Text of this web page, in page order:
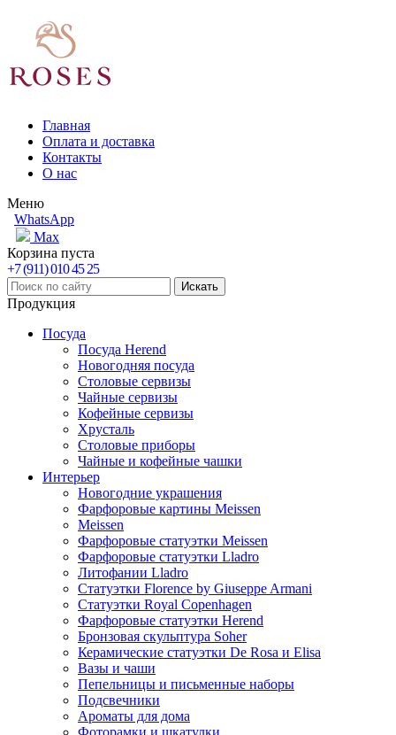
Главная
Оплата и доставка
Контакты
О нас
Меню
WhatsApp
Max
Корзина пуста
+7 (911) 010 45 25
Продукция
Посуда
Посуда Herend
Новогодняя посуда
Столовые сервизы
Чайные сервизы
Кофейные сервизы
Хрусталь
Столовые приборы
Чайные и кофейные чашки
Интерьер
Новогодние украшения
Фарфоровые картины Meissen
Meissen
Фарфоровые статуэтки Meissen
Фарфоровые статуэтки Lladro
Литофании Lladro
Статуэтки Florence by Giuseppe Armani
Статуэтки Royal Copenhagen
Фарфоровые статуэтки Herend
Бронзовая скульптура Soher
Керамические статуэтки De Rosa и Elisa
Вазы и чаши
Пепельницы и письменные наборы
Подсвечники
Ароматы для дома
Фоторамки и шкатулки